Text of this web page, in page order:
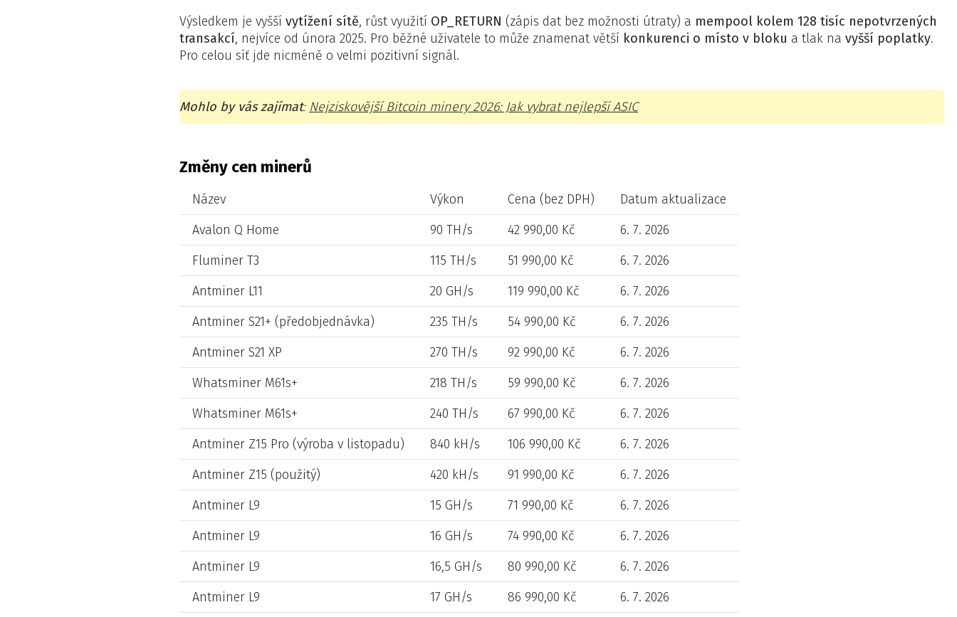
Výsledkem je vyšší vytížení sítě, růst využití OP_RETURN (zápis dat bez možnosti útraty) a mempool kolem 128 tisíc nepotvrzených
transakcí, nejvíce od února 2025. Pro běžné uživatele to může znamenat větší konkurenci o místo v bloku a tlak na vyšší poplatky.
Pro celou síť jde nicméně o velmi pozitivní signál.
Mohlo by vás zajímat: Nejziskovější Bitcoin minery 2026: Jak vybrat nejlepší ASIC
Změny cen minerů
Název Výkon Cena (bez DPH)
Datum aktualizace
Avalon Q Home
90 TH/s 42 990,00 Kč
6. 7. 2026
Fluminer T3
115 TH/s 51 990,00 Kč
6. 7. 2026
Antminer L11
20 GH/s 119 990,00 Kč
6. 7. 2026
Antminer S21+ (předobjednávka)
235 TH/s 54 990,00 Kč
6. 7. 2026
Antminer S21 XP
270 TH/s 92 990,00 Kč
6. 7. 2026
Whatsminer M61s+
218 TH/s 59 990,00 Kč
6. 7. 2026
Whatsminer M61s+
240 TH/s 67 990,00 Kč
6. 7. 2026
Antminer Z15 Pro (výroba v listopadu)
840 kH/s 106 990,00 Kč
6. 7. 2026
Antminer Z15 (použitý)
420 kH/s 91 990,00 Kč
6. 7. 2026
Antminer L9
15 GH/s 71 990,00 Kč
6. 7. 2026
Antminer L9
16 GH/s 74 990,00 Kč
6. 7. 2026
Antminer L9
16,5 GH/s 80 990,00 Kč
6. 7. 2026
Antminer L9
17 GH/s 86 990,00 Kč 6. 7. 2026